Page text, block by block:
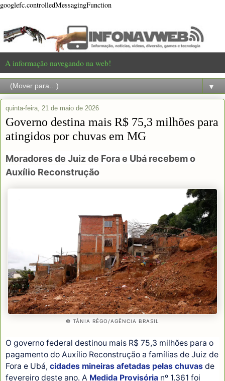
googlefc.controlledMessagingFunction
A informação navegando na web!
▼
quinta-feira, 21 de maio de 2026
Governo destina mais R$ 75,3 milhões para
atingidos por chuvas em MG
Moradores de Juiz de Fora e Ubá recebem o
Auxílio Reconstrução
© TÂNIA RÊGO/AGÊNCIA BRASIL
O governo federal destinou mais R$ 75,3 milhões para o
pagamento do Auxílio Reconstrução a famílias de Juiz de
Fora e Ubá, cidades mineiras afetadas pelas chuvas de
fevereiro deste ano. A Medida Provisória nº 1.361 foi